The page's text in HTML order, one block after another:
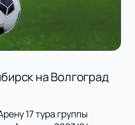
на Волгоград
17 тура группы